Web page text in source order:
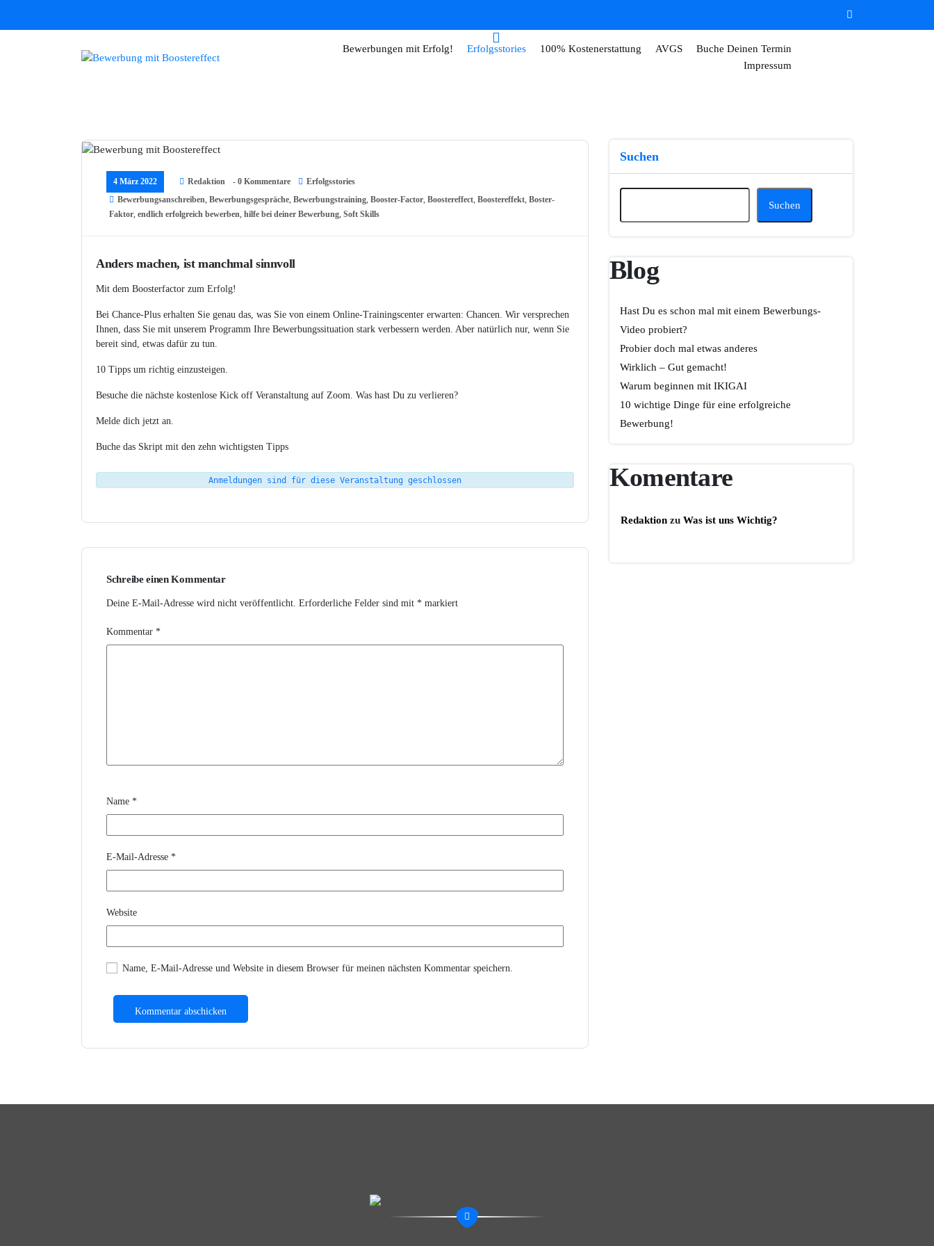
Bewerbungen mit Erfolg! Erfolgsstories 100% Kostenerstattung AVGS
Buche Deinen Termin
Impressum
4 März 2022 Redaktion - 0 Kommentare
Erfolgsstories
Bewerbungsanschreiben Bewerbungsgespräche Bewerbungstraining Booster-Factor Boostereffect Boostereffekt Boster-
Faktor endlich erfolgreich bewerben hilfe bei deiner Bewerbung Soft Skills
Anders machen, ist manchmal sinnvoll
Mit dem Boosterfactor zum Erfolg!
Bei Chance-Plus erhalten Sie genau das, was Sie von einem Online-Trainingscenter erwarten: Chancen. Wir versprechen
Ihnen, dass Sie mit unserem Programm Ihre Bewerbungssituation stark verbessern werden. Aber natürlich nur, wenn Sie
bereit sind, etwas dafür zu tun.
10 Tipps um richtig einzusteigen.
Besuche die nächste kostenlose Kick off Veranstaltung auf Zoom. Was hast Du zu verlieren?
Melde dich jetzt an.
Buche das Skript mit den zehn wichtigsten Tipps
Anmeldungen sind für diese Veranstaltung geschlossen
Schreibe einen Kommentar
Deine E-Mail-Adresse wird nicht veröffentlicht. Erforderliche Felder sind mit * markiert
Kommentar *
Name *
E-Mail-Adresse *
Website
Name, E-Mail-Adresse und Website in diesem Browser für meinen nächsten Kommentar speichern.
Suchen
Suchen
Blog
Hast Du es schon mal mit einem Bewerbungs-
Video probiert?
Probier doch mal etwas anderes
Wirklich – Gut gemacht!
Warum beginnen mit IKIGAI
10 wichtige Dinge für eine erfolgreiche
Bewerbung!
Komentare
Redaktion zu Was ist uns Wichtig?